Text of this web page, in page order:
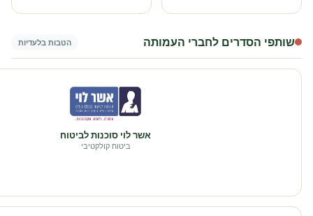
שותפי הסדרים לחברי העמותה הטבות בלעדיות
אשר לוי סוכנות לביטוח
ביטוח קולקטיבי